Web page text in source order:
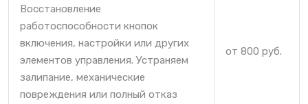
Восстановление
работоспособности кнопок
включения, настройки или других
элементов управления. Устраняем
залипание, механические
повреждения или полный отказ
от 800 руб.